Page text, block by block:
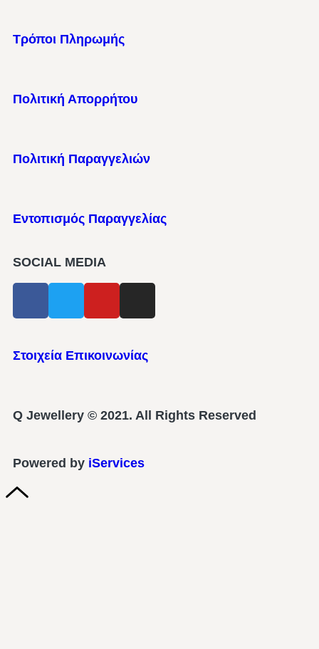
Τρόποι Πληρωμής
Πολιτική Απορρήτου
Πολιτική Παραγγελιών
Εντοπισμός Παραγγελίας
SOCIAL MEDIA
Στοιχεία Επικοινωνίας
Q Jewellery © 2021. All Rights Reserved
Powered by iServices